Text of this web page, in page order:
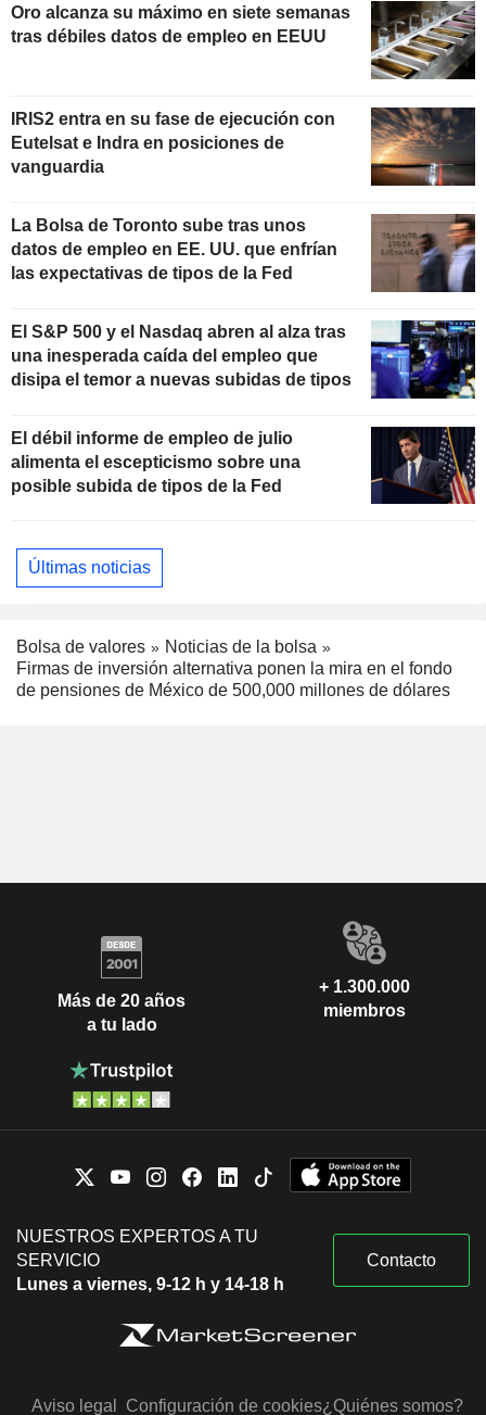
Oro alcanza su máximo en siete semanas
tras débiles datos de empleo en EEUU
IRIS2 entra en su fase de ejecución con
Eutelsat e Indra en posiciones de
vanguardia
La Bolsa de Toronto sube tras unos
datos de empleo en EE. UU. que enfrían
las expectativas de tipos de la Fed
El S&P 500 y el Nasdaq abren al alza tras
una inesperada caída del empleo que
disipa el temor a nuevas subidas de tipos
El débil informe de empleo de julio
alimenta el escepticismo sobre una
posible subida de tipos de la Fed
Últimas noticias
Bolsa de valores
Noticias de la bolsa
Firmas de inversión alternativa ponen la mira en el fondo
de pensiones de México de 500,000 millones de dólares
Más de 20 años
a tu lado
+ 1.300.000
miembros
NUESTROS EXPERTOS A TU
SERVICIO
Lunes a viernes, 9-12 h y 14-18 h
Contacto
Aviso legal Configuración de cookies¿Quiénes somos?